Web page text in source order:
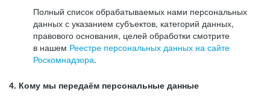
Полный список обрабатываемых нами персональных
данных с указанием субъектов, категорий данных,
правового основания, целей обработки смотрите
в нашем Реестре персональных данных на сайте
Роскомнадзора.
4. Кому мы передаём персональные данные